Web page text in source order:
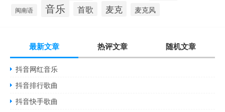
闽南语 音乐 首歌 麦克 麦克风
最新文章 热评文章 随机文章
抖音网红音乐
抖音排行歌曲
抖音快手歌曲